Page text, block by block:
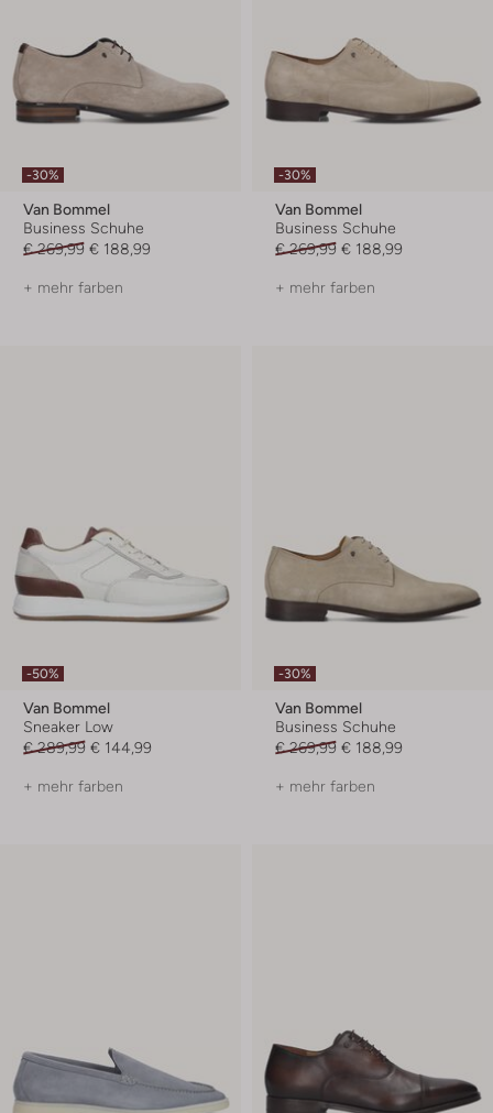
-30%
Van Bommel
Business Schuhe
€ 269,99 € 188,99
+ mehr farben
-30%
Van Bommel
Business Schuhe
€ 269,99 € 188,99
+ mehr farben
-50%
Van Bommel
Sneaker Low
€ 289,99 € 144,99
+ mehr farben
-30%
Van Bommel
Business Schuhe
€ 269,99 € 188,99
+ mehr farben